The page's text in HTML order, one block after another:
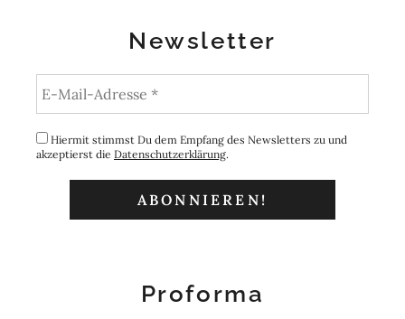
Newsletter
Hiermit stimmst Du dem Empfang des Newsletters zu und
akzeptierst die Datenschutzerklärung.
Proforma